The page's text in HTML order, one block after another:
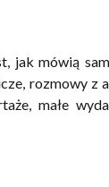
jak mówią
rozmowy z
małe